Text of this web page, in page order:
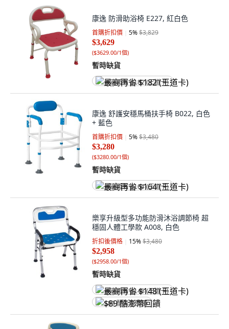
康逸 防滑助浴椅 E227, 紅白色
首購折扣價 5%$3,829
$3,629
($3629.00/1個)
暫時缺貨
最高再省 $182 (王道卡)
康逸 舒護安穩馬桶扶手椅 B022, 白色
+ 藍色
首購折扣價 5%$3,480
$3,280
($3280.00/1個)
暫時缺貨
最高再省 $164 (王道卡)
樂享升級型多功能防滑沐浴調節椅 超
穩固人體工學款 A008, 白色
折扣後價格 15%$3,480
$2,958
($2958.00/1個)
暫時缺貨
最高再省 $148 (王道卡)
$89 酷澎幣回饋